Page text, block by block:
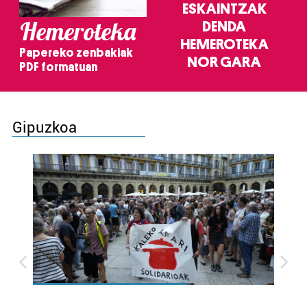
Hemeroteka
Papereko zenbakiak
PDF formatuan
ESKAINTZAK
DENDA
HEMEROTEKA
NOR GARA
Gipuzkoa